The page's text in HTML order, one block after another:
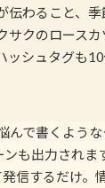
伝わること、
サクのロース
ッシュタグも
んで書くよう
も出力されま
信するだけ。